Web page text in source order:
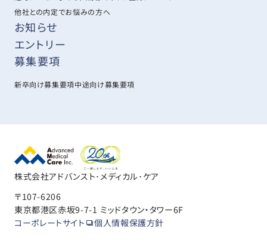
他社との内定でお悩みの方へ
お知らせ
エントリー
募集要項
新卒向け募集要項中途向け募集要項
株式会社アドバンスト･メディカル･ケア
〒107-6206
東京都港区赤坂9-7-1 ミッドタウン・タワー6F
コーポレートサイト 個人情報保護方針